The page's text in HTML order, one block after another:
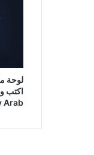
لوحة
Arab